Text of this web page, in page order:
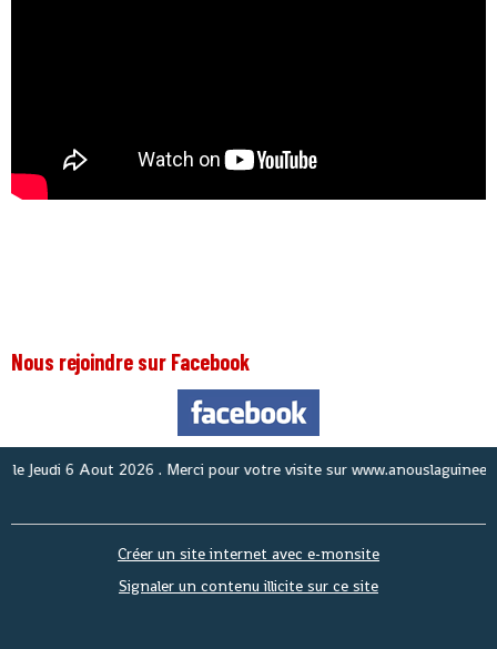
Nous rejoindre sur Facebook
Créer un site internet avec e-monsite
Signaler un contenu illicite sur ce site